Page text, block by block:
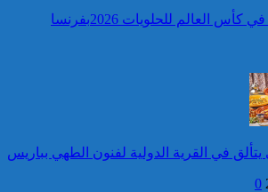
رئيس
وعشرين
في
من أعمال
العالم للحلويات 2026بفرنسا
يتألق في القرية الدولية لفنون الطهي بباريس
0